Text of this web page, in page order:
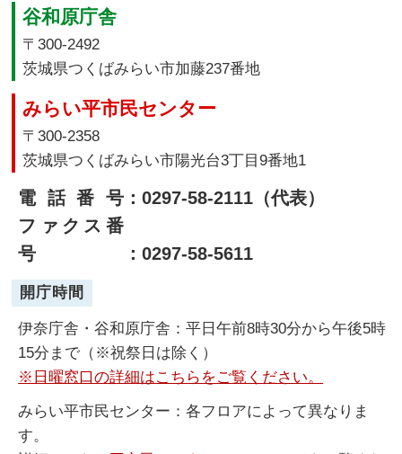
谷和原庁舎
〒300-2492
茨城県つくばみらい市加藤237番地
みらい平市民センター
〒300-2358
茨城県つくばみらい市陽光台3丁目9番地1
電話番号：0297-58-2111（代表）
ファクス番
号
：0297-58-5611
開庁時間
伊奈庁舎・谷和原庁舎：平日午前8時30分から午後5時
15分まで（※祝祭日は除く）
※日曜窓口の詳細はこちらをご覧ください。
みらい平市民センター：各フロアによって異なりま
す。